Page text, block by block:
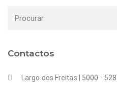
Contactos
Largo dos Freitas | 5000 -